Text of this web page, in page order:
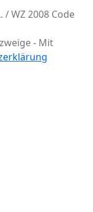
/ WZ 2008 Code
- Mit